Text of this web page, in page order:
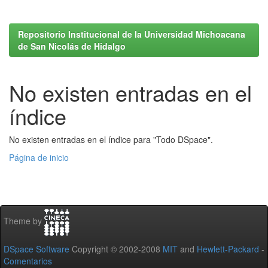
Repositorio Institucional de la Universidad Michoacana
de San Nicolás de Hidalgo
No existen entradas en el
índice
No existen entradas en el índice para "Todo DSpace".
Página de inicio
Theme by
DSpace Software Copyright © 2002-2008 MIT and Hewlett-Packard -
Comentarios